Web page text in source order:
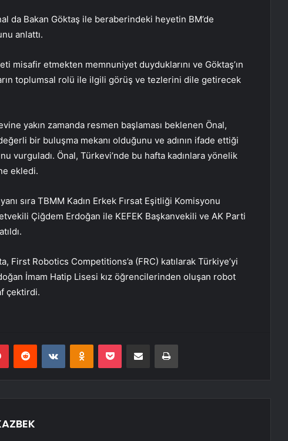
da Bakan Göktaş ile beraberindeki heyetin BM’de
anlattı.
misafir etmekten memnuniyet duyduklarını ve Göktaş’ın
toplumsal rolü ile ilgili görüş ve tezlerini dile getirecek
yakın zamanda resmen başlaması beklenen Önal,
bir buluşma mekanı olduğunu ve adının ifade ettiği
vurguladı. Önal, Türkevi’nde bu hafta kadınlara yönelik
ekledi.
sıra TBMM Kadın Erkek Fırsat Eşitliği Komisyonu
Çiğdem Erdoğan ile KEFEK Başkanvekili ve AK Parti
First Robotics Competitions’a (FRC) katılarak Türkiye’yi
İmam Hatip Lisesi kız öğrencilerinden oluşan robot
çektirdi.
PinterestReddit VKontakteOdnoklassniki
Pocket E-Posta ile paylaş Yazdır